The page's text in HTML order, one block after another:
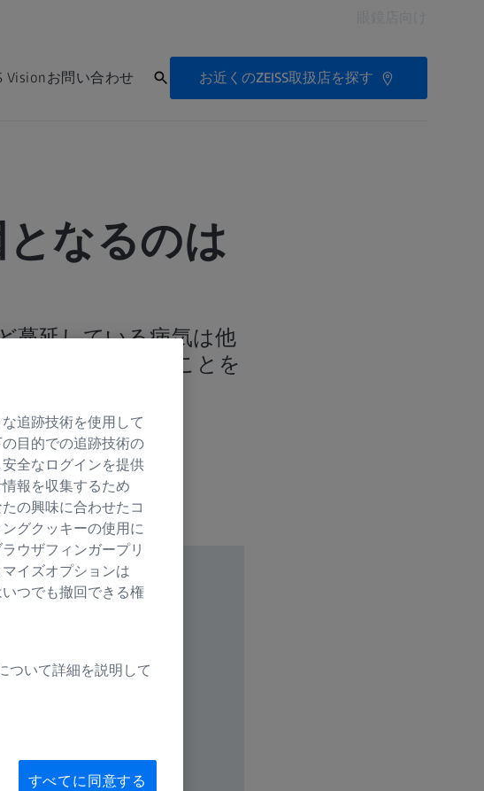
Visionお問い合わせ お近くのZEISS取扱店を探す
なるのは
蔓延している病気は他
痛が軽減されることを
追跡技術を使用して
目的での追跡技術の
全なログインを提供
報を収集するため
の興味に合わせたコ
グクッキーの使用に
ウザフィンガープリ
イズオプションは
つでも撤回できる権
ついて詳細を説明して
すべてに同意する